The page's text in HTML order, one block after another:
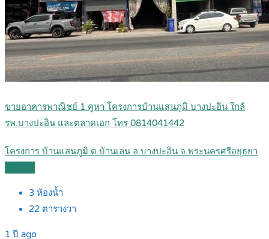
ขายอาคารพาณิชย์ 1 คูหา โครงการบ้านแสนภูมิ บางปะอิน ใกล้
รพ.บางปะอิน และตลาดเอก โทร 0814041442
โครงการ บ้านแสนภูมิ ต.บ้านเลน อ.บางปะอิน จ.พระนครศรีอยุธยา
3 ห้องน้ำ
22 ตารางวา
1 ปี ago